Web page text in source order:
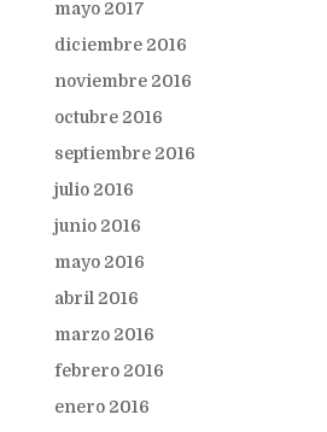
mayo 2017
diciembre 2016
noviembre 2016
octubre 2016
septiembre 2016
julio 2016
junio 2016
mayo 2016
abril 2016
marzo 2016
febrero 2016
enero 2016